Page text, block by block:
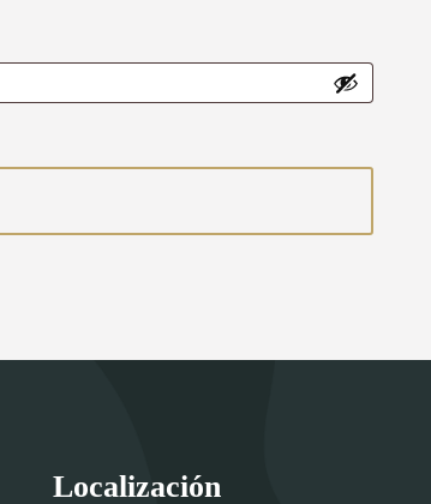
Localización